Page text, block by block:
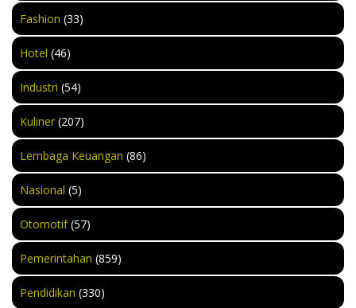
Fashion (33)
Hotel (46)
Industri (54)
Kuliner (207)
Lembaga Keuangan (86)
Nasional (5)
Otomotif(57)
Pemerintahan (859)
Pendidikan (330)